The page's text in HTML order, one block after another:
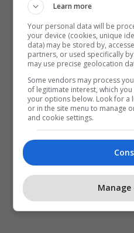
Pro
Learn more
Your personal data will be
your device (cookies, unique
data) may be stored by,
partners, or used specifically
may use precise geolocation
Some vendors may process
of legitimate interest, which
your options below. Look for a
or in the site menu to manage
and cookie settings.